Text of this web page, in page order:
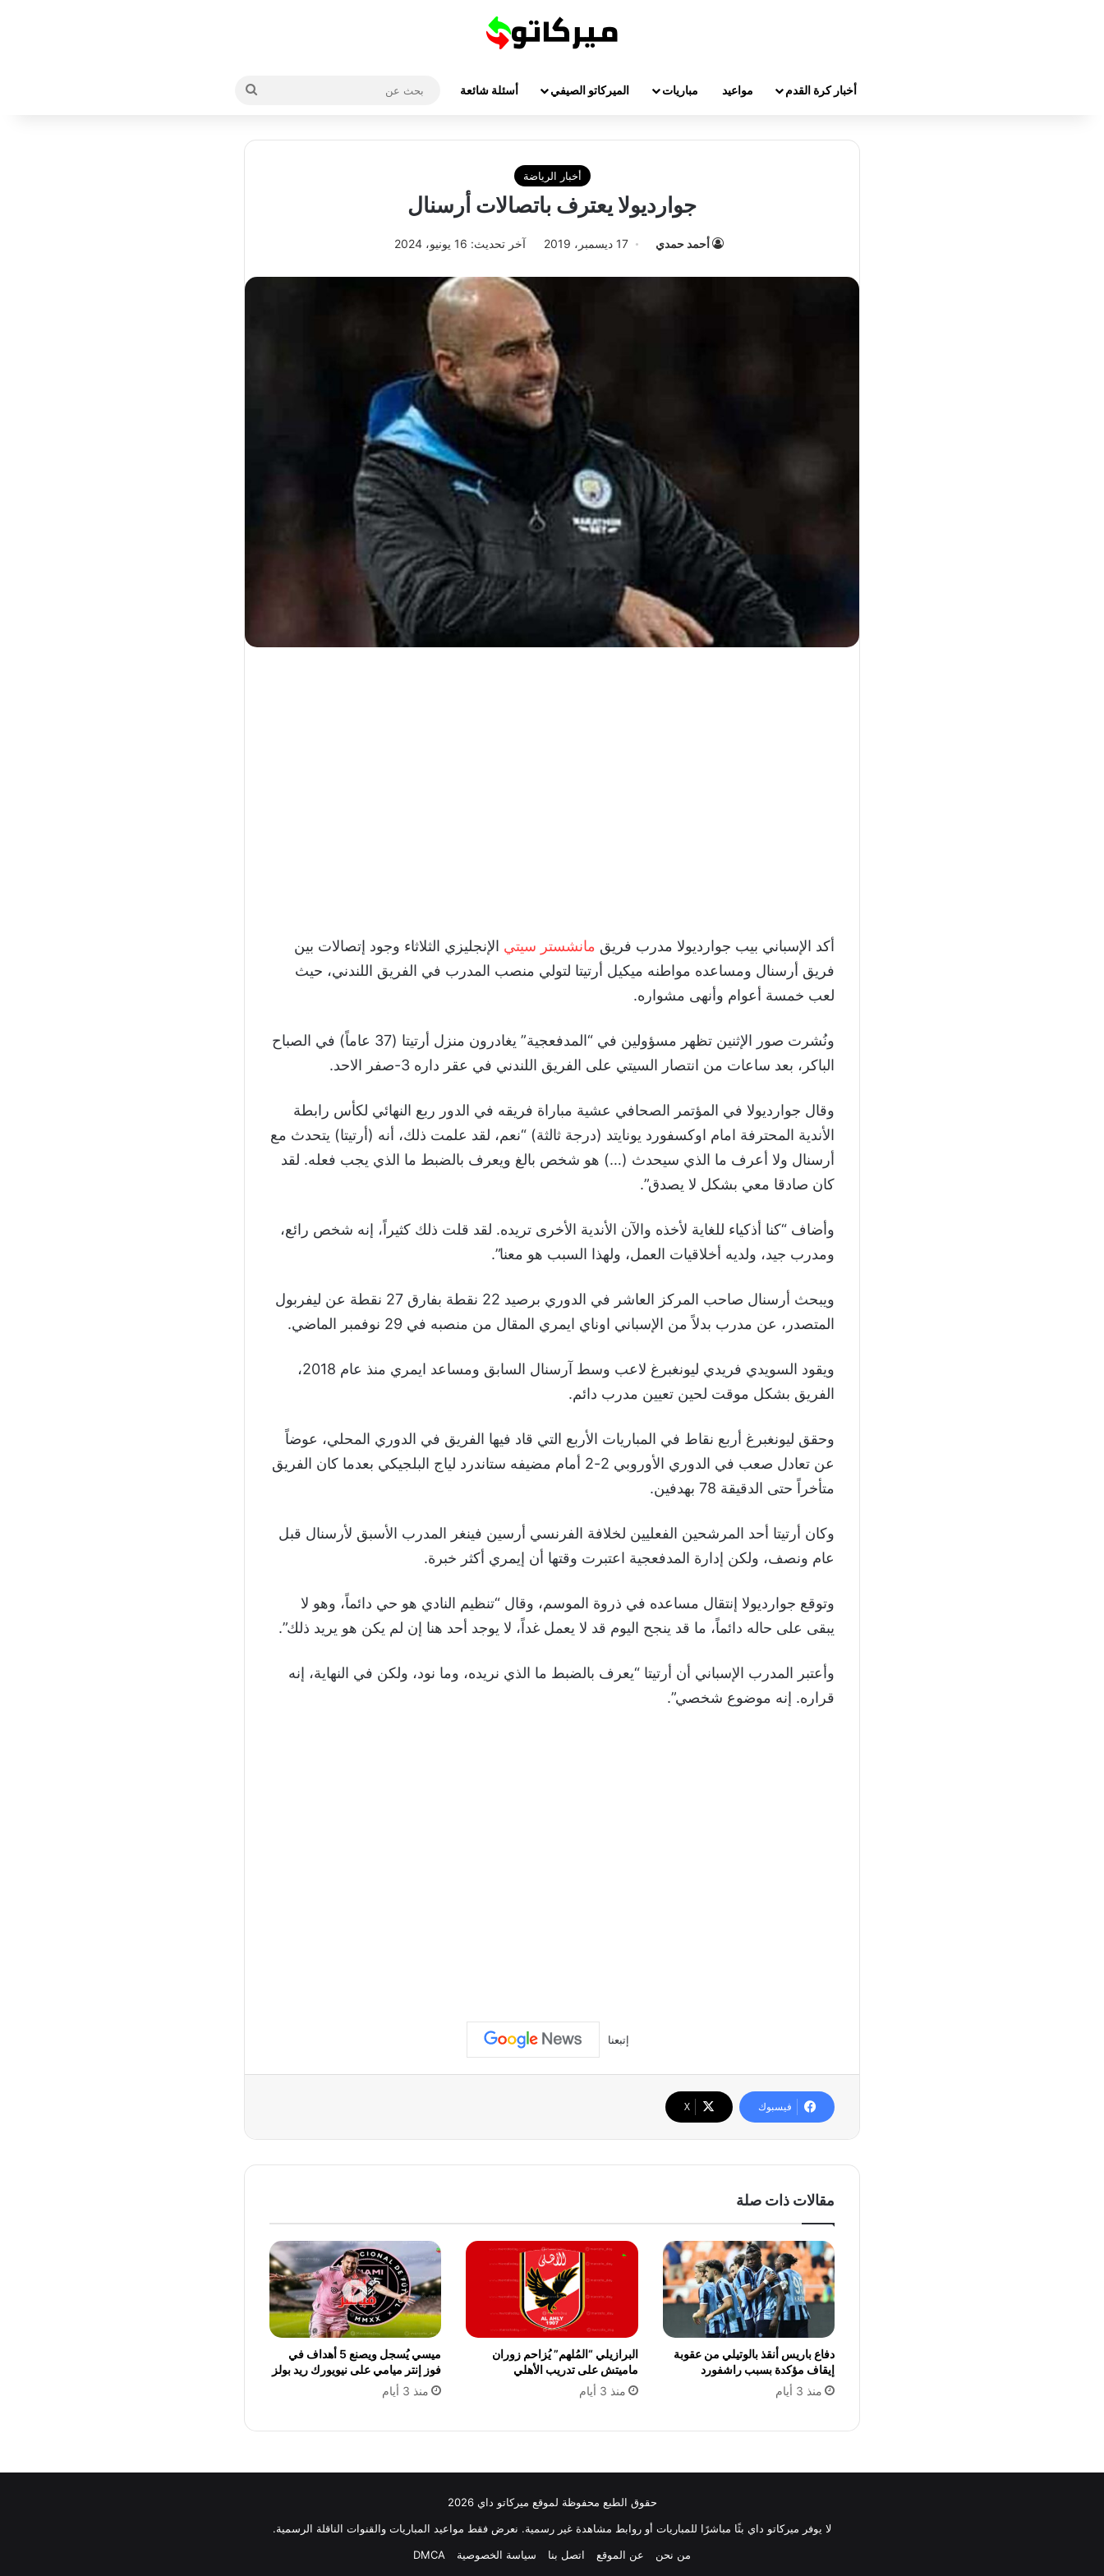
أخبار كرة القدم مواعيد مباريات الميركاتو الصيفي أسئلة شائعة
أخبار الرياضة
جوارديولا يعترف باتصالات أرسنال
أحمد حمدي 17 ديسمبر، 2019 آخر تحديث: 16 يونيو، 2024
أكد الإسباني بيب جوارديولا مدرب فريق مانشستر سيتي الإنجليزي الثلاثاء وجود إتصالات بين
فريق أرسنال ومساعده مواطنه ميكيل أرتيتا لتولي منصب المدرب في الفريق اللندني، حيث
لعب خمسة أعوام وأنهى مشواره.
ونُشرت صور الإثنين تظهر مسؤولين في “المدفعجية” يغادرون منزل أرتيتا (37 عاماً) في الصباح
الباكر، بعد ساعات من انتصار السيتي على الفريق اللندني في عقر داره 3-صفر الاحد.
وقال جوارديولا في المؤتمر الصحافي عشية مباراة فريقه في الدور ربع النهائي لكأس رابطة
الأندية المحترفة امام اوكسفورد يونايتد (درجة ثالثة) “نعم، لقد علمت ذلك، أنه (أرتيتا) يتحدث مع
أرسنال ولا أعرف ما الذي سيحدث (…) هو شخص بالغ ويعرف بالضبط ما الذي يجب فعله. لقد
كان صادقا معي بشكل لا يصدق”.
وأضاف “كنا أذكياء للغاية لأخذه والآن الأندية الأخرى تريده. لقد قلت ذلك كثيراً، إنه شخص رائع،
ومدرب جيد، ولديه أخلاقيات العمل، ولهذا السبب هو معنا”.
ويبحث أرسنال صاحب المركز العاشر في الدوري برصيد 22 نقطة بفارق 27 نقطة عن ليفربول
المتصدر، عن مدرب بدلاً من الإسباني اوناي ايمري المقال من منصبه في 29 نوفمبر الماضي.
ويقود السويدي فريدي ليونغبرغ لاعب وسط آرسنال السابق ومساعد ايمري منذ عام 2018،
الفريق بشكل موقت لحين تعيين مدرب دائم.
وحقق ليونغبرغ أربع نقاط في المباريات الأربع التي قاد فيها الفريق في الدوري المحلي، عوضاً
عن تعادل صعب في الدوري الأوروبي 2-2 أمام مضيفه ستاندرد لياج البلجيكي بعدما كان الفريق
متأخراً حتى الدقيقة 78 بهدفين.
وكان أرتيتا أحد المرشحين الفعليين لخلافة الفرنسي أرسين فينغر المدرب الأسبق لأرسنال قبل
عام ونصف، ولكن إدارة المدفعجية اعتبرت وقتها أن إيمري أكثر خبرة.
وتوقع جوارديولا إنتقال مساعده في ذروة الموسم، وقال “تنظيم النادي هو حي دائماً، وهو لا
يبقى على حاله دائماً، ما قد ينجح اليوم قد لا يعمل غداً، لا يوجد أحد هنا إن لم يكن هو يريد ذلك”.
وأعتبر المدرب الإسباني أن أرتيتا “يعرف بالضبط ما الذي نريده، وما نود، ولكن في النهاية، إنه
قراره. إنه موضوع شخصي”.
إتبعنا
فيسبوك ‫X
مقالات ذات صلة
دفاع باريس أنقذ بالوتيلي من عقوبة
إيقاف مؤكدة بسبب راشفورد
منذ 3 أيام
البرازيلي “المُلهم” يُزاحم زوران
ماميتش على تدريب الأهلي
منذ 3 أيام
ميسي يُسجل ويصنع 5 أهداف في
فوز إنتر ميامي على نيويورك ريد بولز
منذ 3 أيام
حقوق الطبع محفوظة لموقع ميركاتو داي 2026
لا يوفر ميركاتو داي بثًا مباشرًا للمباريات أو روابط مشاهدة غير رسمية. نعرض فقط مواعيد المباريات والقنوات الناقلة الرسمية.
من نحن
عن الموقع اتصل بنا سياسة الخصوصية DMCA